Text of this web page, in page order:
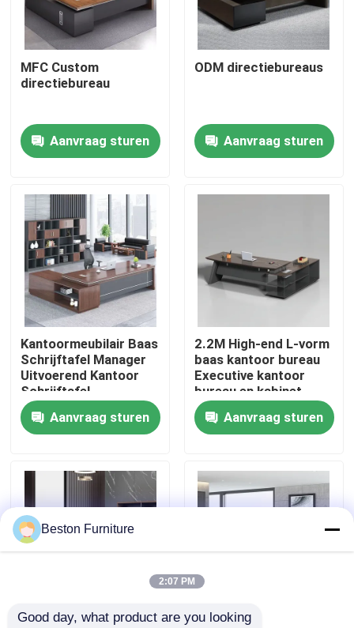
Producten
Over ons
Fabriekstocht
Kwaliteitscontrole
Neem contact met ons op
Nieuws
Gevallen
Bureau Werkstation Bureaus
MFC Custom
directiebureau
Aanvraag sturen
ODM directiebureaus
Aanvraag sturen
Kantoormeubilair Baas
Schrijftafel Manager
Uitvoerend Kantoor
Schrijftafel
Aanvraag sturen
2.2M High-end L-vorm
baas kantoor bureau
Executive kantoor
bureau en kabinet
Aanvraag sturen
2 meter 50 mm Grootte 1800 mm
Beston Furniture
2:07 PM
Good day, what product are you looking